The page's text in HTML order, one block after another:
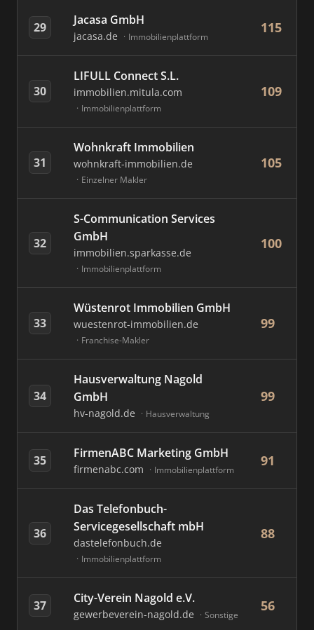
29 Jacasa GmbH
jacasa.de Immobilienplattform
115
30
LIFULL Connect S.L.
immobilien.mitula.com
Immobilienplattform
109
31
Wohnkraft Immobilien
wohnkraft-immobilien.de
Einzelner Makler
105
32
S-Communication Services
GmbH
immobilien.sparkasse.de
Immobilienplattform
100
33
Wüstenrot Immobilien GmbH
wuestenrot-immobilien.de
Franchise-Makler
99
34
Hausverwaltung Nagold
GmbH
hv-nagold.de Hausverwaltung
99
35 FirmenABC Marketing GmbH
firmenabc.com Immobilienplattform
91
36
Das Telefonbuch-
Servicegesellschaft mbH
dastelefonbuch.de
Immobilienplattform
88
37 City-Verein Nagold e.V.
gewerbeverein-nagold.de Sonstige
56